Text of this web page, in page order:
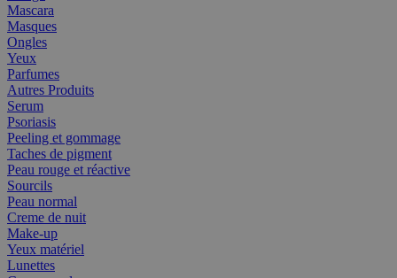
Mascara
Masques
Ongles
Yeux
Parfumes
Autres Produits
Serum
Psoriasis
Peeling et gommage
Taches de pigment
Peau rouge et réactive
Sourcils
Peau normal
Creme de nuit
Make-up
Yeux matériel
Lunettes